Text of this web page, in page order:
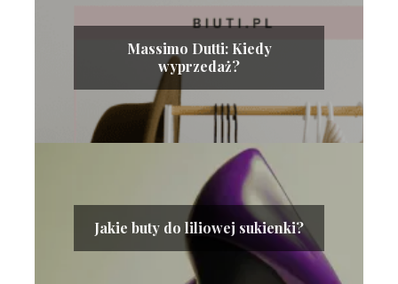
Massimo Dutti: Kiedy
wyprzedaż?
Jakie buty do liliowej sukienki?